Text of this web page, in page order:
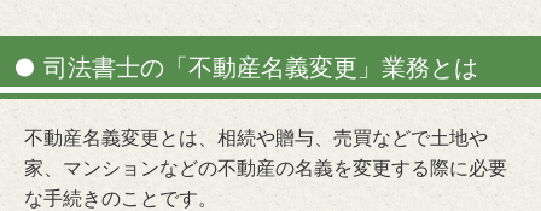
司法書士の「不動産名義変更」業務とは
不動産名義変更とは、相続や贈与、売買などで土地や
家、マンションなどの不動産の名義を変更する際に必要
な手続きのことです。